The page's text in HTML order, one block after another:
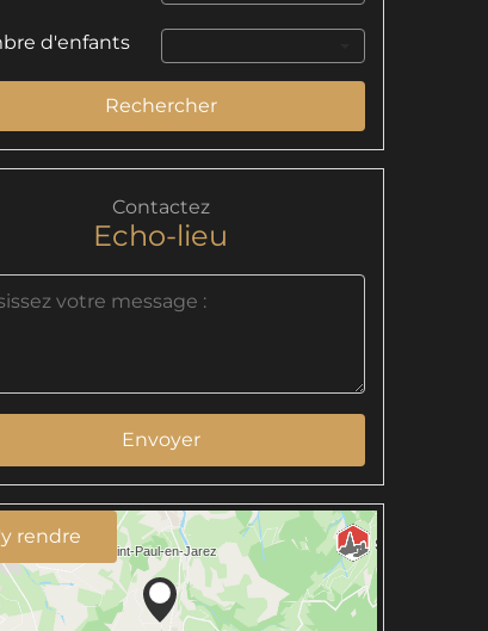
d'enfants
Rechercher
Contactez
Echo-lieu
Envoyer
rendre